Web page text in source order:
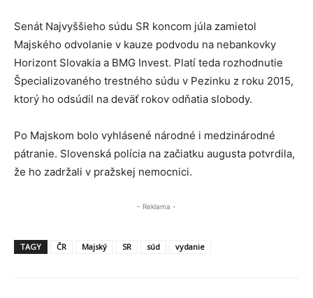
Senát Najvyššieho súdu SR koncom júla zamietol
Majského odvolanie v kauze podvodu na nebankovky
Horizont Slovakia a BMG Invest. Platí teda rozhodnutie
Špecializovaného trestného súdu v Pezinku z roku 2015,
ktorý ho odsúdil na deväť rokov odňatia slobody.
Po Majskom bolo vyhlásené národné i medzinárodné
pátranie. Slovenská polícia na začiatku augusta potvrdila,
že ho zadržali v pražskej nemocnici.
- Reklama -
TAGY ČR Majský SR súd vydanie